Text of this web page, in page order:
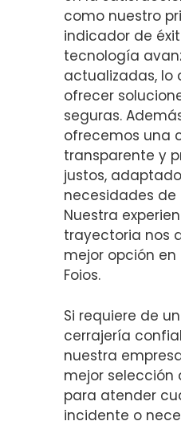
como nuestro
indicador de
tecnología
actualizadas, lo
ofrecer
seguras.
ofrecemos una
transparente y
justos,
necesidades
Nuestra
trayectoria nos
mejor opción
Foios.
Si requiere de
cerrajería
nuestra
mejor selección
para atender
incidente o